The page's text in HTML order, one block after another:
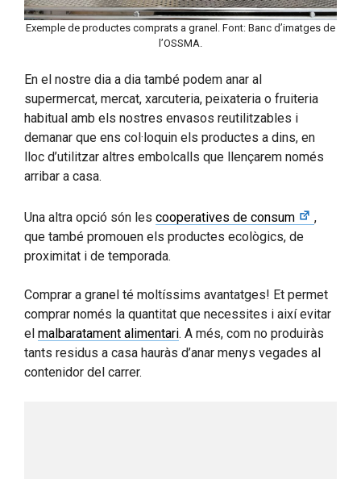
Exemple de productes comprats a granel. Font: Banc d’imatges de
l’OSSMA.
En el nostre dia a dia també podem anar al
supermercat, mercat, xarcuteria, peixateria o fruiteria
habitual amb els nostres envasos reutilitzables i
demanar que ens col·loquin els productes a dins, en
lloc d’utilitzar altres embolcalls que llençarem només
arribar a casa.
Una altra opció són les cooperatives de consum
,
que també promouen els productes ecològics, de
proximitat i de temporada.
Comprar a granel té moltíssims avantatges! Et permet
comprar només la quantitat que necessites i així evitar
el malbaratament alimentari. A més, com no produiràs
tants residus a casa hauràs d’anar menys vegades al
contenidor del carrer.